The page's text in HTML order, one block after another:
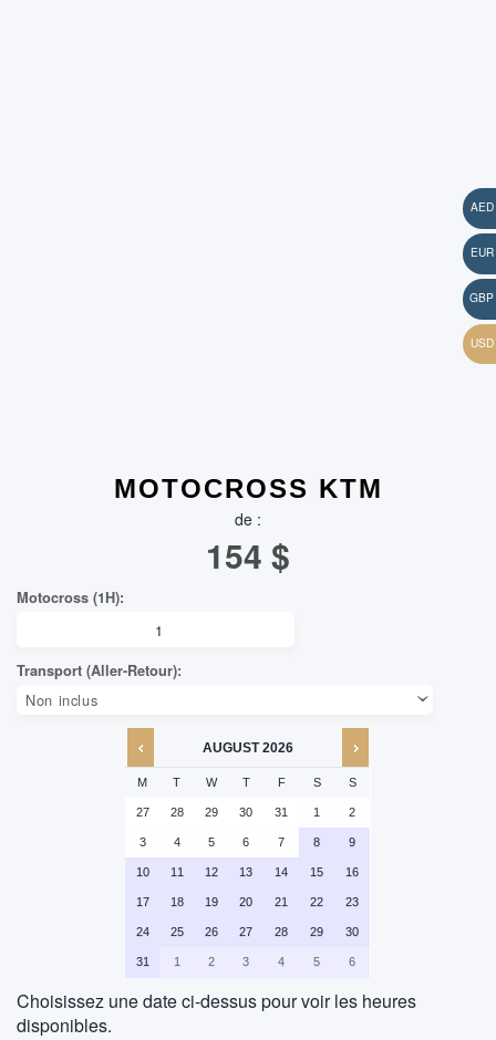
MOTOCROSS KTM
de :
154 $
AUGUST 2026
M T W T F S S
27 28 29 30 31 1 2
3 4 5 6 7 8 9
10 11 12 13 14 15 16
17 18 19 20 21 22 23
24 25 26 27 28 29 30
31 1 2 3 4 5 6
Choisissez une date ci-dessus pour voir les heures
disponibles.